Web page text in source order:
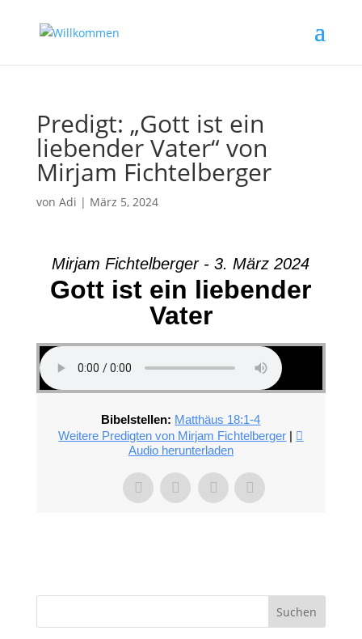
Predigt: „Gott ist ein
liebender Vater“ von
Mirjam Fichtelberger
von Adi | März 5, 2024
Mirjam Fichtelberger - 3. März 2024
Gott ist ein liebender
Vater
Bibelstellen: Matthäus 18:1-4
Weitere Predigten von Mirjam Fichtelberger |
Audio herunterladen